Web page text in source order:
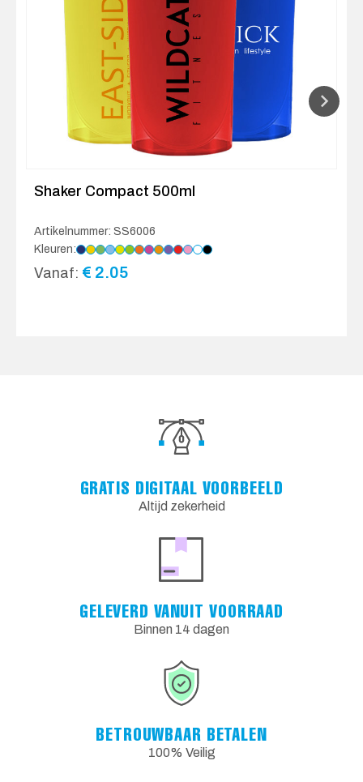
Shaker Compact 500ml
Artikelnummer: SS6006
Kleuren:
Vanaf: € 2.05
GRATIS DIGITAAL VOORBEELD
Altijd zekerheid
GELEVERD VANUIT VOORRAAD
Binnen 14 dagen
BETROUWBAAR BETALEN
100% Veilig